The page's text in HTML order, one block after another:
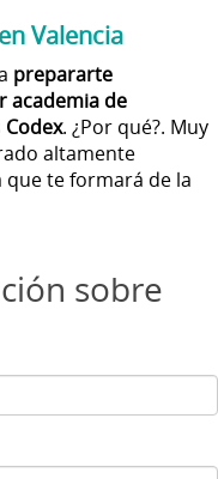
Valencia
prepararte
academia de
Codex. ¿Por qué?. Muy
altamente
que te formará de la
sobre